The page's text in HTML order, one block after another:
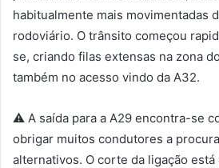
habitualmente mais movimentadas
rodoviário. O trânsito começou
se, criando filas extensas na zona
também no acesso vindo da A32.
⚠️ A saída para a A29 encontra-se
obrigar muitos condutores a
alternativos. O corte da ligação está